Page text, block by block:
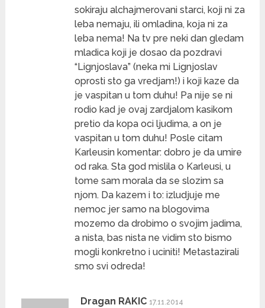
sokiraju alchajmerovani starci, koji ni za
leba nemaju, ili omladina, koja ni za
leba nema! Na tv pre neki dan gledam
mladica koji je dosao da pozdravi
“Lignjoslava” (neka mi Lignjoslav
oprosti sto ga vredjam!) i koji kaze da
je vaspitan u tom duhu! Pa nije se ni
rodio kad je ovaj zardjalom kasikom
pretio da kopa oci ljudima, a on je
vaspitan u tom duhu! Posle citam
Karleusin komentar: dobro je da umire
od raka. Sta god mislila o Karleusi, u
tome sam morala da se slozim sa
njom. Da kazem i to: izludjuje me
nemoc jer samo na blogovima
mozemo da drobimo o svojim jadima,
a nista, bas nista ne vidim sto bismo
mogli konkretno i uciniti! Metastazirali
smo svi odreda!
Dragan RAKIC 17.11.2014